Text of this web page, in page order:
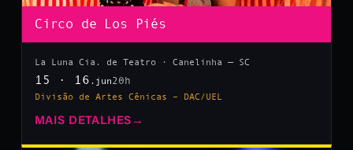
Circo de Los Piés
La Luna Cia. de Teatro · Canelinha — SC
15 · 16 .jun20h
Divisão de Artes Cênicas – DAC/UEL
MAIS DETALHES →